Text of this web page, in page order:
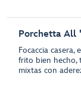
Porchetta All
Focaccia
frito bien hecho,
mixtas con